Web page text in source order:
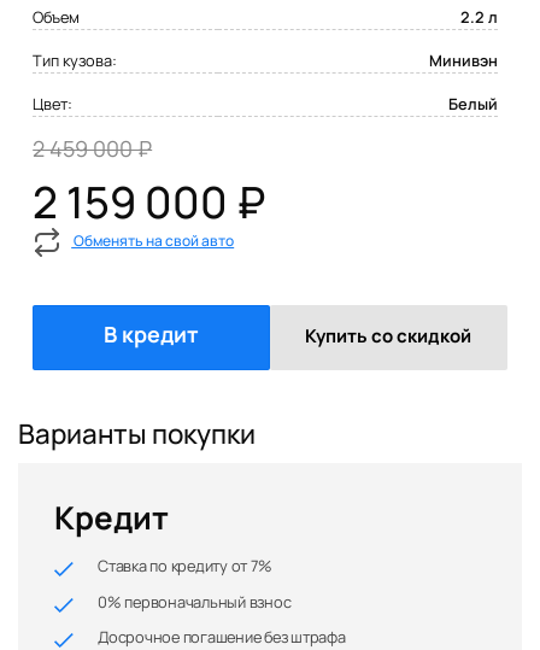
Объем
2.2 л
Тип кузова:
Минивэн
Цвет:
Белый
2 459 000 ₽
2 159 000 ₽
Обменять на свой авто
В кредит Купить со скидкой
Варианты покупки
Кредит
Ставка по кредиту от 7%
0% первоначальный взнос
Досрочное погашение без штрафа